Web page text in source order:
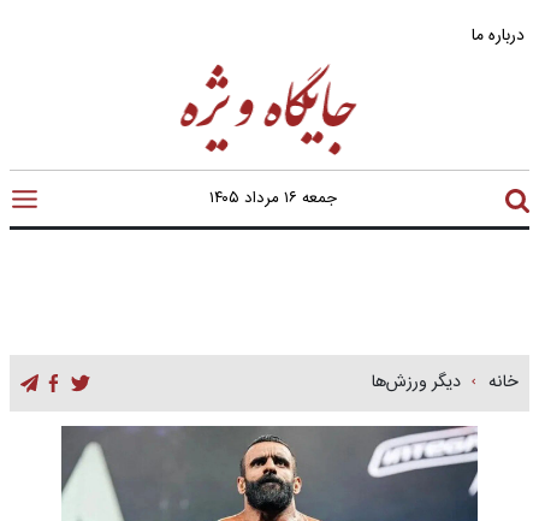
درباره ما
جمعه ۱۶ مرداد ۱۴۰۵
خانه دیگر ورزش‌ها